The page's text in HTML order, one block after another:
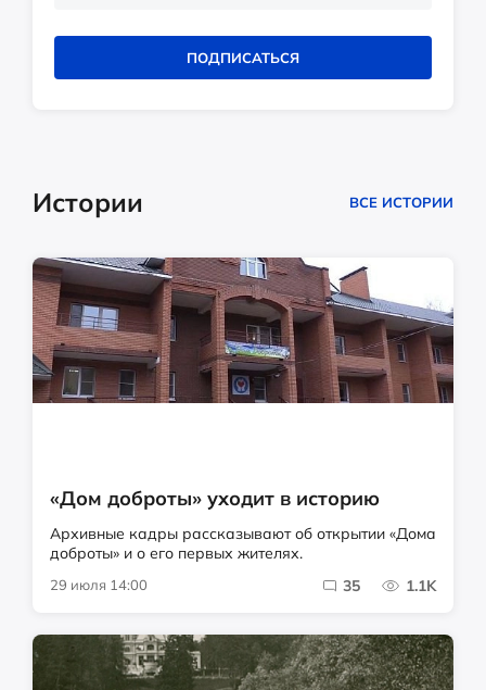
ПОДПИСАТЬСЯ
Истории ВСЕ ИСТОРИИ
«Дом доброты» уходит в историю
Архивные кадры рассказывают об открытии «Дома
доброты» и о его первых жителях.
29 июля 14:00 35 1.1K